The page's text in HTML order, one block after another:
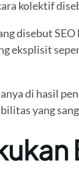
kolektif
disebut
eksplisit
di hasil
yang